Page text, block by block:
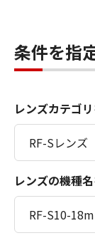
条件を指
レンズカテゴ
レンズの機種